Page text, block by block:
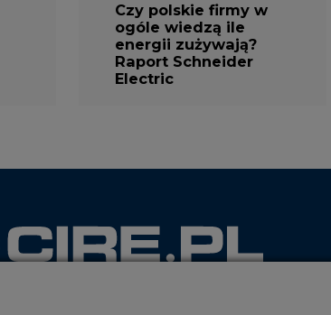
Czy polskie firmy w
ogóle wiedzą ile
energii zużywają?
Raport Schneider
Electric